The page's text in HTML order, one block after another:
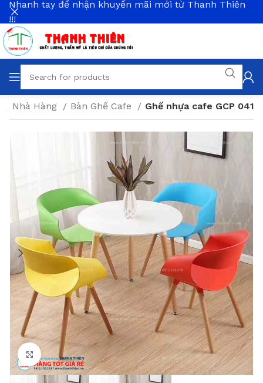
Nhà Hàng Bàn Ghế Cafe Ghế nhựa cafe GCP 041
Click to enlarge
Nhanh tay để nhận khuyến mãi mới từ Thanh Thiên
!!!